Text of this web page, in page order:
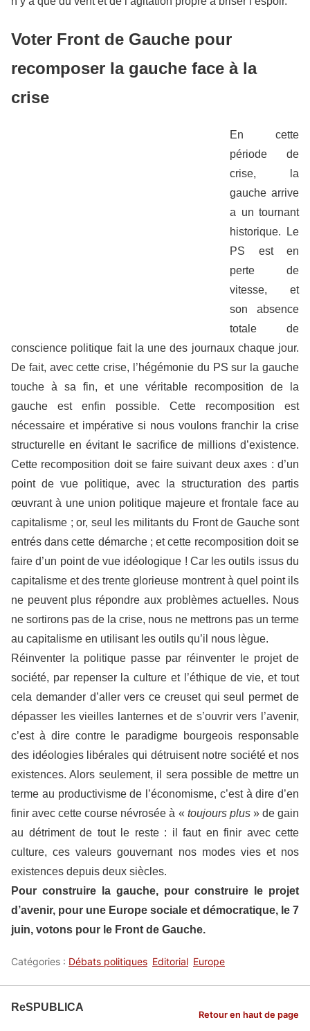
Voter Front de Gauche pour
recomposer la gauche face à la
crise
En cette
période de
crise, la
gauche arrive
a un tournant
historique. Le
PS est en
perte de
vitesse, et
son absence
totale de
conscience politique fait la une des journaux chaque jour.
De fait, avec cette crise, l’hégémonie du PS sur la gauche
touche à sa fin, et une véritable recomposition de la
gauche est enfin possible. Cette recomposition est
nécessaire et impérative si nous voulons franchir la crise
structurelle en évitant le sacrifice de millions d’existence.
Cette recomposition doit se faire suivant deux axes : d’un
point de vue politique, avec la structuration des partis
œuvrant à une union politique majeure et frontale face au
capitalisme ; or, seul les militants du Front de Gauche sont
entrés dans cette démarche ; et cette recomposition doit se
faire d’un point de vue idéologique ! Car les outils issus du
capitalisme et des trente glorieuse montrent à quel point ils
ne peuvent plus répondre aux problèmes actuelles. Nous
ne sortirons pas de la crise, nous ne mettrons pas un terme
au capitalisme en utilisant les outils qu’il nous lègue.
Réinventer la politique passe par réinventer le projet de
société, par repenser la culture et l’éthique de vie, et tout
cela demander d’aller vers ce creuset qui seul permet de
dépasser les vieilles lanternes et de s’ouvrir vers l’avenir,
c’est à dire contre le paradigme bourgeois responsable
des idéologies libérales qui détruisent notre société et nos
existences. Alors seulement, il sera possible de mettre un
terme au productivisme de l’économisme, c’est à dire d’en
finir avec cette course névrosée à « toujours plus» de gain
au détriment de tout le reste : il faut en finir avec cette
culture, ces valeurs gouvernant nos modes vies et nos
existences depuis deux siècles.
Pour construire la gauche, pour construire le projet
d’avenir, pour une Europe sociale et démocratique, le 7
juin, votons pour le Front de Gauche.
Catégories : Débats politiques Editorial Europe
ReSPUBLICA
Retour en haut de page